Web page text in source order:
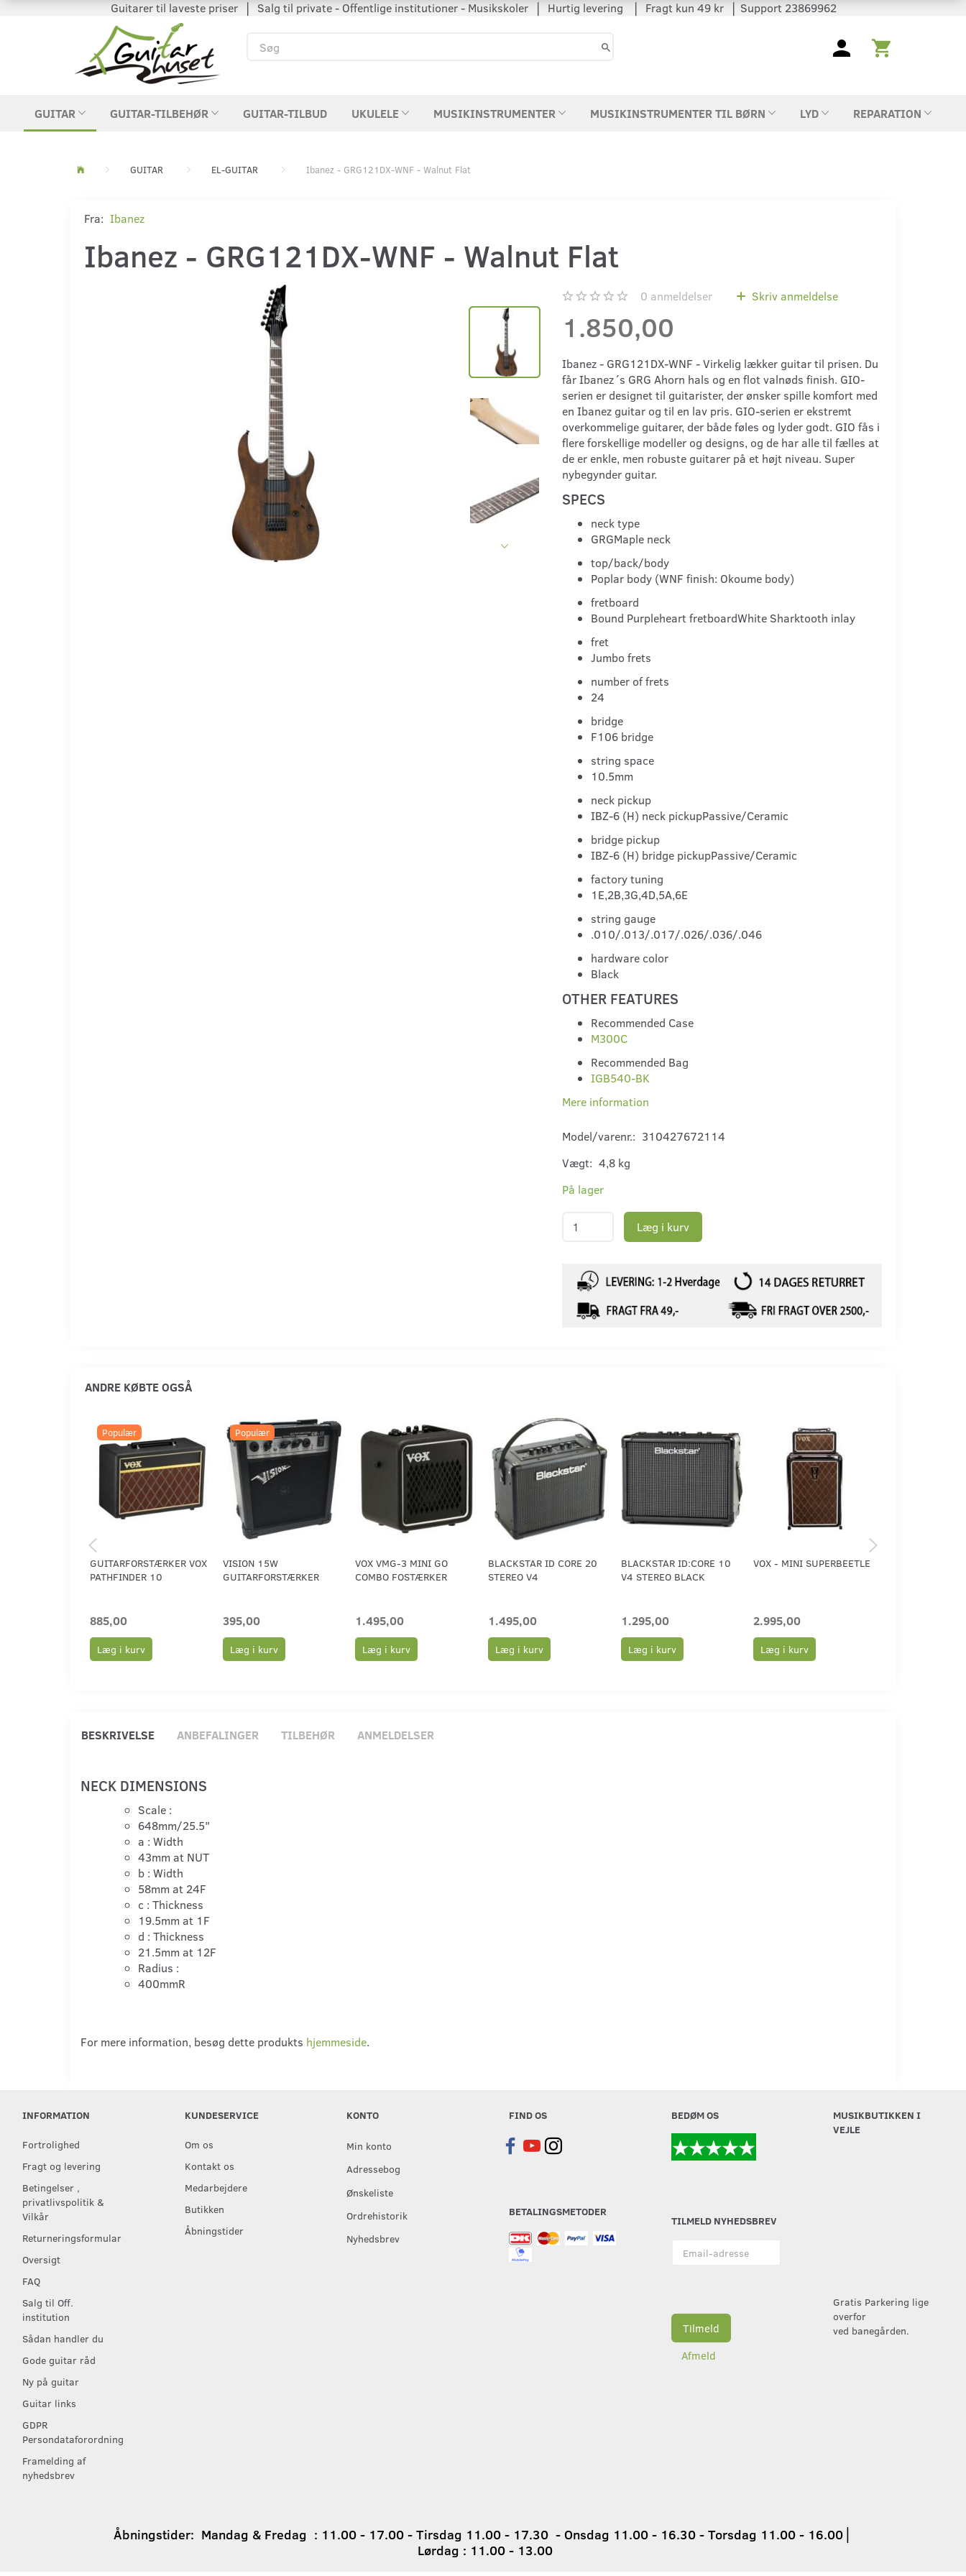
Guitarer til laveste priser │ Salg til private - Offentlige institutioner - Musikskoler │ Hurtig levering │ Fragt kun 49 kr │ Support 23869962
GUITAR GUITAR-TILBEHØR GUITAR-TILBUD UKULELE MUSIKINSTRUMENTER MUSIKINSTRUMENTER TIL BØRN LYD REPARATION
GUITAR EL-GUITAR Ibanez - GRG121DX-WNF - Walnut Flat
Fra: Ibanez
Ibanez - GRG121DX-WNF - Walnut Flat
0 anmeldelser Skriv anmeldelse
1.850,00
Ibanez - GRG121DX-WNF - Virkelig lækker guitar til prisen. Du
får Ibanez´s GRG Ahorn hals og en flot valnøds finish. GIO-
serien er designet til guitarister, der ønsker spille komfort med
en Ibanez guitar og til en lav pris. GIO-serien er ekstremt
overkommelige guitarer, der både føles og lyder godt. GIO fås i
flere forskellige modeller og designs, og de har alle til fælles at
de er enkle, men robuste guitarer på et højt niveau. Super
nybegynder guitar.
SPECS
neck type
GRGMaple neck
top/back/body
Poplar body (WNF finish: Okoume body)
fretboard
Bound Purpleheart fretboardWhite Sharktooth inlay
fret
Jumbo frets
number of frets
24
bridge
F106 bridge
string space
10.5mm
neck pickup
IBZ-6 (H) neck pickupPassive/Ceramic
bridge pickup
IBZ-6 (H) bridge pickupPassive/Ceramic
factory tuning
1E,2B,3G,4D,5A,6E
string gauge
.010/.013/.017/.026/.036/.046
hardware color
Black
OTHER FEATURES
Recommended Case
M300C
Recommended Bag
IGB540-BK
Mere information
Model/varenr.: 310427672114
Vægt: 4,8 kg
På lager
Læg i kurv
ANDRE KØBTE OGSÅ
Populær
GUITARFORSTÆRKER VOX
PATHFINDER 10
885,00
Læg i kurv
Populær
VISION 15W
GUITARFORSTÆRKER
395,00
Læg i kurv
VOX VMG-3 MINI GO
COMBO FOSTÆRKER
1.495,00
Læg i kurv
BLACKSTAR ID CORE 20
STEREO V4
1.495,00
Læg i kurv
BLACKSTAR ID:CORE 10
V4 STEREO BLACK
1.295,00
Læg i kurv
VOX - MINI SUPERBEETLE
2.995,00
Læg i kurv
BESKRIVELSE ANBEFALINGER TILBEHØR ANMELDELSER
NECK DIMENSIONS
Scale :
648mm/25.5"
a : Width
43mm at NUT
b : Width
58mm at 24F
c : Thickness
19.5mm at 1F
d : Thickness
21.5mm at 12F
Radius :
400mmR
For mere information, besøg dette produkts hjemmeside.
INFORMATION
Fortrolighed
Fragt og levering
Betingelser ,
privatlivspolitik &
Vilkår
Returneringsformular
Oversigt
FAQ
Salg til Off.
institution
Sådan handler du
Gode guitar råd
Ny på guitar
Guitar links
GDPR
Persondataforordning
Framelding af
nyhedsbrev
KUNDESERVICE
Om os
Kontakt os
Medarbejdere
Butikken
Åbningstider
KONTO
Min konto
Adressebog
Ønskeliste
Ordrehistorik
Nyhedsbrev
FIND OS
BETALINGSMETODER
BEDØM OS
TILMELD NYHEDSBREV
adresse
Tilmeld
Afmeld
MUSIKBUTIKKEN I
VEJLE
Gratis Parkering lige
overfor
ved banegården.
Åbningstider: Mandag & Fredag : 11.00 - 17.00 - Tirsdag 11.00 - 17.30 - Onsdag 11.00 - 16.30 - Torsdag 11.00 - 16.00
Lørdag : 11.00 - 13.00